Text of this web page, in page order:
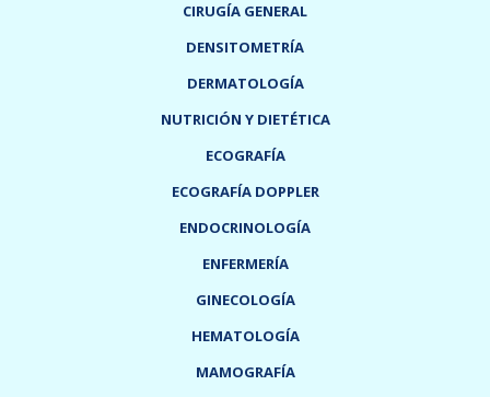
CIRUGÍA GENERAL
DENSITOMETRÍA
DERMATOLOGÍA
NUTRICIÓN Y DIETÉTICA
ECOGRAFÍA
ECOGRAFÍA DOPPLER
ENDOCRINOLOGÍA
ENFERMERÍA
GINECOLOGÍA
HEMATOLOGÍA
MAMOGRAFÍA